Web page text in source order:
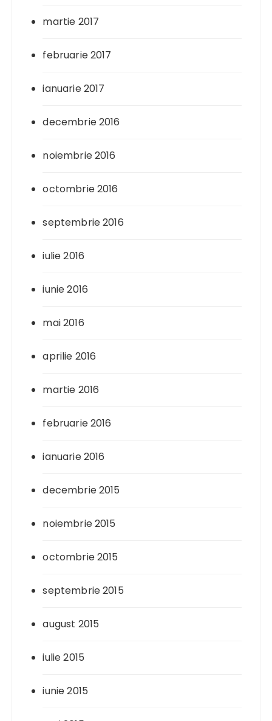
martie 2017
februarie 2017
ianuarie 2017
decembrie 2016
noiembrie 2016
octombrie 2016
septembrie 2016
iulie 2016
iunie 2016
mai 2016
aprilie 2016
martie 2016
februarie 2016
ianuarie 2016
decembrie 2015
noiembrie 2015
octombrie 2015
septembrie 2015
august 2015
iulie 2015
iunie 2015